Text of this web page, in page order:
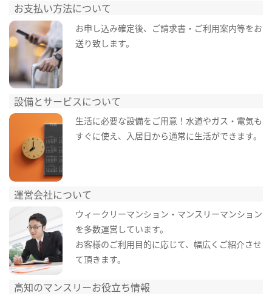
お支払い方法について
お申し込み確定後、ご請求書・ご利用案内等をお
送り致します。
設備とサービスについて
生活に必要な設備をご用意！水道やガス・電気も
すぐに使え、入居日から通常に生活ができます。
運営会社について
ウィークリーマンション・マンスリーマンション
を多数運営しています。
お客様のご利用目的に応じて、幅広くご紹介させ
て頂きます。
高知のマンスリーお役立ち情報